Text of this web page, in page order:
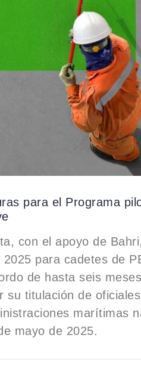
para el Programa
con el apoyo de
2025 para cadetes de
de hasta seis
su titulación de
marítimas
mayo de 2025.